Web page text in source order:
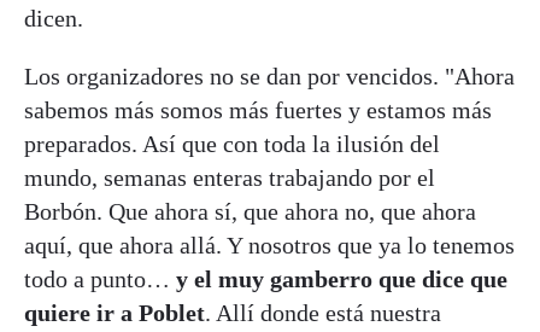
dicen.
Los organizadores no se dan por vencidos. "Ahora
sabemos más somos más fuertes y estamos más
preparados. Así que con toda la ilusión del
mundo, semanas enteras trabajando por el
Borbón. Que ahora sí, que ahora no, que ahora
aquí, que ahora allá. Y nosotros que ya lo tenemos
todo a punto… y el muy gamberro que dice que
quiere ir a Poblet. Allí donde está nuestra